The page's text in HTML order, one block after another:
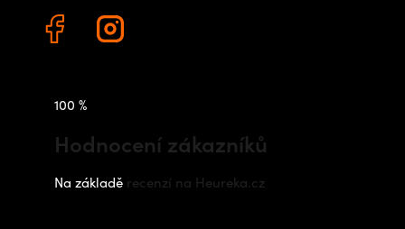
100 %
Hodnocení zákazníků
Na základě recenzí na Heureka.cz